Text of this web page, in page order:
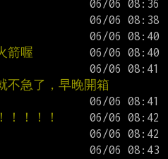
箭喔
不急了，早晚開箱
！！！